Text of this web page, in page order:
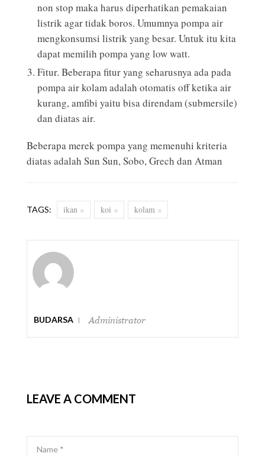
non stop maka harus diperhatikan pemakaian
listrik agar tidak boros. Umumnya pompa air
mengkonsumsi listrik yang besar. Untuk itu kita
dapat memilih pompa yang low watt.
Fitur. Beberapa fitur yang seharusnya ada pada
pompa air kolam adalah otomatis off ketika air
kurang, amfibi yaitu bisa direndam (submersile)
dan diatas air.
Beberapa merek pompa yang memenuhi kriteria
diatas adalah Sun Sun, Sobo, Grech dan Atman
TAGS: ikan koi kolam
BUDARSA Administrator
LEAVE A COMMENT